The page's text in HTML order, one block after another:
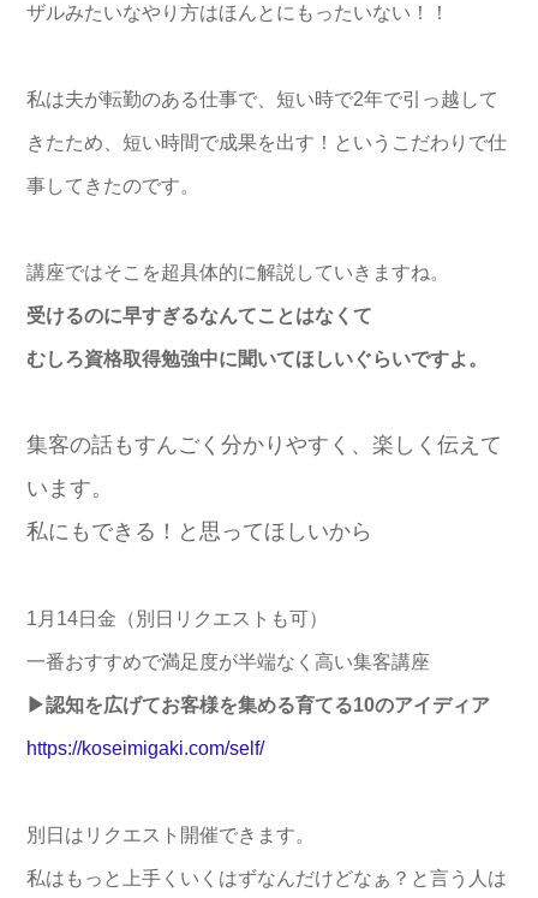
ザルみたいなやり方はほんとにもったいない！！
私は夫が転勤のある仕事で、短い時で2年で引っ越して
きたため、短い時間で成果を出す！というこだわりで仕
事してきたのです。
講座ではそこを超具体的に解説していきますね。
受けるのに早すぎるなんてことはなくて
むしろ資格取得勉強中に聞いてほしいぐらいですよ。
集客の話もすんごく分かりやすく、楽しく伝えて
います。
私にもできる！と思ってほしいから
1月14日金（別日リクエストも可）
一番おすすめで満足度が半端なく高い集客講座
▶認知を広げてお客様を集める育てる10のアイディア
https://koseimigaki.com/self/
別日はリクエスト開催できます。
私はもっと上手くいくはずなんだけどなぁ？と言う人は